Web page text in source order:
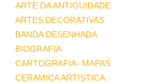
ARTE DA ANTIGUIDADE
ARTES DECORATIVAS
BANDA DESENHADA
BIOGRAFIA
CARTOGRAFIA- MAPAS
CERAMICA ARTISTICA